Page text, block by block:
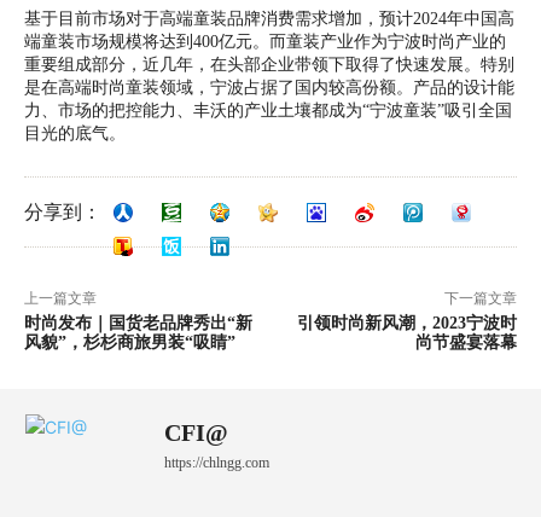
基于目前市场对于高端童装品牌消费需求增加，预计2024年中国高
端童装市场规模将达到400亿元。而童装产业作为宁波时尚产业的
重要组成部分，近几年，在头部企业带领下取得了快速发展。特别
是在高端时尚童装领域，宁波占据了国内较高份额。产品的设计能
力、市场的把控能力、丰沃的产业土壤都成为“宁波童装”吸引全国
目光的底气。
分享到：
上一篇文章
时尚发布｜国货老品牌秀出“新
风貌”，杉杉商旅男装“吸睛”
下一篇文章
引领时尚新风潮，2023宁波时
尚节盛宴落幕
CFI@
https://chlngg.com